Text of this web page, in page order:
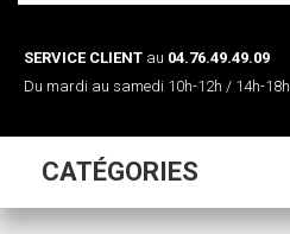
SERVICE CLIENT au 04.76.49.49.09
Du mardi au samedi 10h-12h / 14h-18h
CATÉGORIES